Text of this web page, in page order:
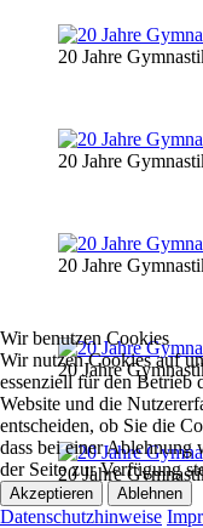
20 Jahre
20 Jahre
20 Jahre
20 Jahre
20 Jahre
Wir benutzen Cookies
Wir nutzen Cookies auf
essenziell für den Betrieb
Website und die
entscheiden, ob Sie die
dass bei einer
der Seite zur Verfügung
Akzeptieren Ablehnen
Datenschutzhinweise